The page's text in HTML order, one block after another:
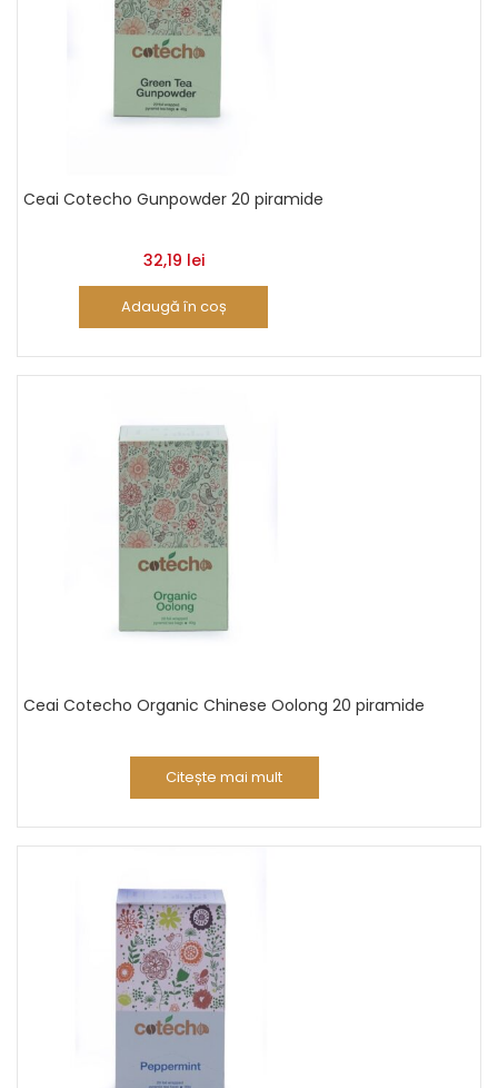
Ceai Cotecho Gunpowder 20 piramide
32,19 lei
Adaugă în coș
Ceai Cotecho Organic Chinese Oolong 20 piramide
Citește mai mult